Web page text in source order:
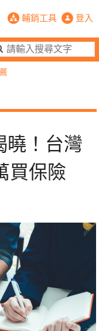
出排名揭曉！台灣人
輔銷工具 登入
生活
具 活動專區
曉！台灣
買保險